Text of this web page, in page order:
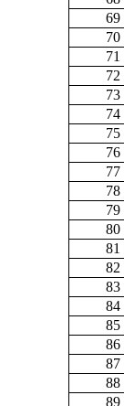
69
70
71
72
73
74
75
76
77
78
79
80
81
82
83
84
85
86
87
88
89